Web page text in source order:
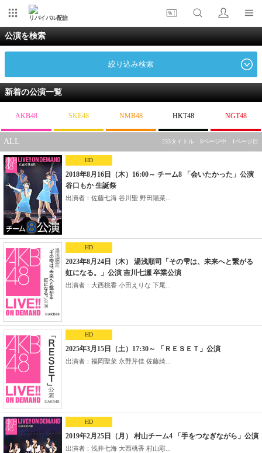
リバイバル配信
公演を検索
絞り込み検索
新着の公演一覧
AKB48 SKE48 NMB48 HKT48 NGT48
ALL 233タイトル 8ページ中 1ページ目
HD
2018年8月16日（木）16:00～ チーム8 「会いたかった」公演
谷口もか 生誕祭
出演者：佐藤七海 谷川聖 野田陽菜...
HD
2023年8月24日（木） 湯浅順司「その雫は、未来へと繋がる
虹になる。」公演 吉川七瀬 卒業公演
出演者：大西桃香 小田えりな 下尾...
HD
2025年3月15日（土）17:30～ 「ＲＥＳＥＴ」公演
出演者：福岡聖菜 永野芹佳 佐藤綺...
HD
2019年2月25日（月） 村山チーム4 「手をつなぎながら」公演
出演者：浅井七海 大西桃香 村山彩...